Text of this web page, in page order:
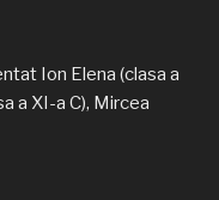
Ion Elena (clasa a
a XI-a C), Mircea